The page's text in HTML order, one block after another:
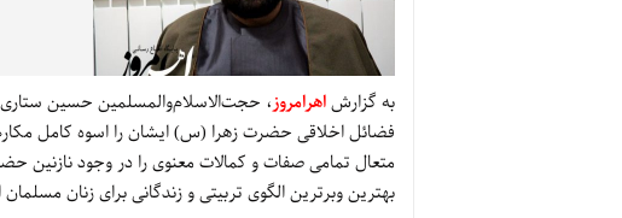
به گزارشاهرامروز، حجت‌الاسلام‌والمسلمین حسین ستاری
فضائل اخلاقی حضرت زهرا (س) ایشان را اسوه کامل
متعال تمامی صفات و کمالات معنوی را در وجود نازنین
بهترین وبرترین الگوی تربیتی و زندگانی برای زنان